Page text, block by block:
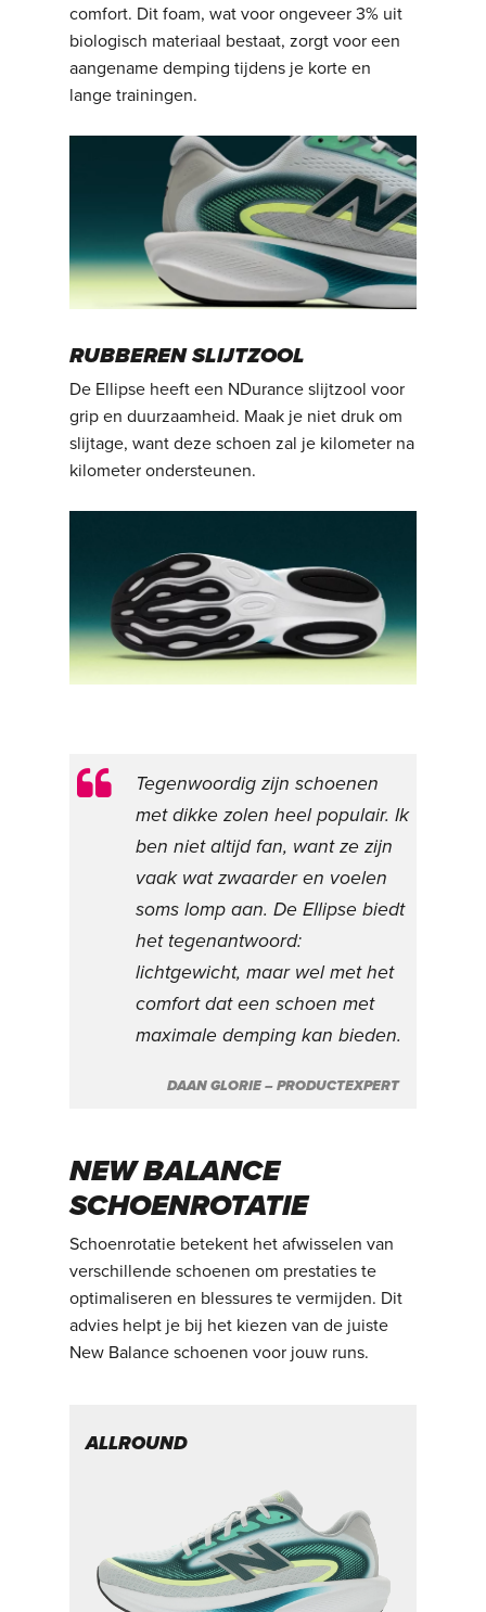
comfort. Dit foam, wat voor ongeveer 3% uit
biologisch materiaal bestaat, zorgt voor een
aangename demping tijdens je korte en
lange trainingen.
RUBBEREN SLIJTZOOL
De Ellipse heeft een NDurance slijtzool voor
grip en duurzaamheid. Maak je niet druk om
slijtage, want deze schoen zal je kilometer na
kilometer ondersteunen.
Tegenwoordig zijn schoenen
met dikke zolen heel populair. Ik
ben niet altijd fan, want ze zijn
vaak wat zwaarder en voelen
soms lomp aan. De Ellipse biedt
het tegenantwoord:
lichtgewicht, maar wel met het
comfort dat een schoen met
maximale demping kan bieden.
DAAN GLORIE – PRODUCTEXPERT
NEW BALANCE
SCHOENROTATIE
Schoenrotatie betekent het afwisselen van
verschillende schoenen om prestaties te
optimaliseren en blessures te vermijden. Dit
advies helpt je bij het kiezen van de juiste
New Balance schoenen voor jouw runs.
ALLROUND